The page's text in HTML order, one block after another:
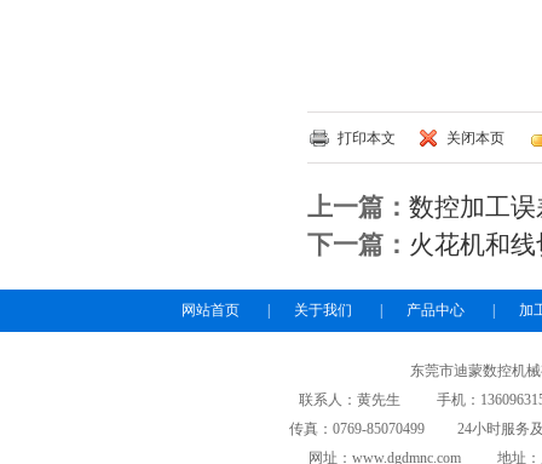
打印本文 关闭本页
上一篇： 数控加工
下一篇： 火花机和
网站首页 关于我们 产品中心 加
东莞市迪蒙数控机
联系人：黄先生 手机：
传真：0769-85070499 24小时服务
网址：www.dgdmnc.com 地址：